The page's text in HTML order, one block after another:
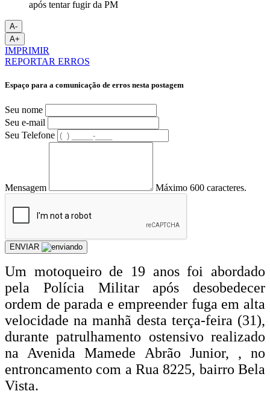
A-
A+
IMPRIMIR
REPORTAR ERROS
Espaço para a comunicação de erros nesta postagem
Seu nome
Seu e-mail
Seu Telefone
Mensagem Máximo 600 caracteres.
ENVIAR
Um motoqueiro de 19 anos foi abordado
pela Polícia Militar após desobedecer
ordem de parada e empreender fuga em alta
velocidade na manhã desta terça-feira (31),
durante patrulhamento ostensivo realizado
na Avenida Mamede Abrão Junior, , no
entroncamento com a Rua 8225, bairro Bela
Vista.